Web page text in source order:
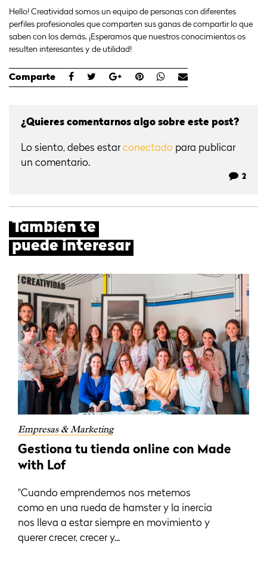
Hello! Creatividad somos un equipo de personas con diferentes
perfiles profesionales que comparten sus ganas de compartir lo que
saben con los demás. ¡Esperamos que nuestros conocimientos os
resulten interesantes y de utilidad!
Comparte
¿Quieres comentarnos algo sobre este post?
Lo siento, debes estarconectado para publicar
un comentario.
2
También te
puede interesar
Empresas & Marketing
Gestiona tu tienda online con Made
with Lof
"Cuando emprendemos nos metemos
como en una rueda de hamster y la inercia
nos lleva a estar siempre en movimiento y
querer crecer, crecer y...